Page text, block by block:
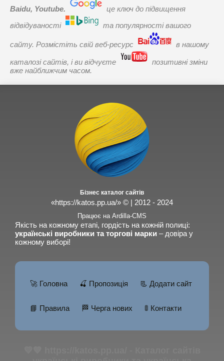
Baidu, Youtube.
це ключ до підвищення
відвідуваності
та популярності вашого
сайту. Розмістіть свій веб-ресурс в нашому
каталозі сайтів, і ви відчуєте
позитивні зміни
вже найближчим часом.
Бізнес каталог сайтів
«https://katos.pp.ua/» © | 2012 - 2024
Працює на Ardilla-CMS
Якість на кожному етапі, гордість на кожній полиці:
українські виробники та торгові марки – довіра у
кожному виборі!
🚀 Головна 🍒 Пропозиція 📃 Додати сайт
📘 Правила 🏁 Черга нових 🚦 Контакти